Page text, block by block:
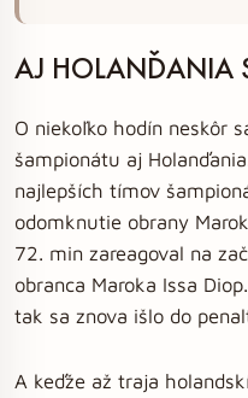
AJ HOLANĎANIA
O niekoľko hodín neskôr
šampionátu aj
najlepších tímov
odomknutie obrany
72. min zareagoval na
obranca Maroka Issa
tak sa znova išlo do
A keďže až traja